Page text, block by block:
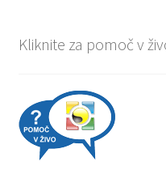
Kliknite za pomoč v